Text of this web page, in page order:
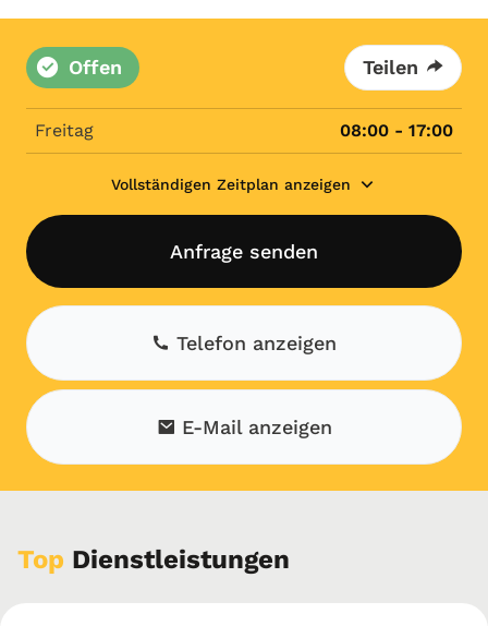
Offen Teilen
Freitag 08:00 - 17:00
Vollständigen Zeitplan anzeigen
Anfrage senden
Telefon anzeigen
E-Mail anzeigen
Top Dienstleistungen